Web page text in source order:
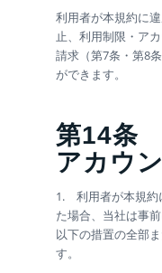
利用者が本規約に
止、利用制限・ア
請求（第7条・第8
ができます。
第14条
アカウ
1. 利用者が本規約
た場合、当社は事
以下の措置の全部
す。